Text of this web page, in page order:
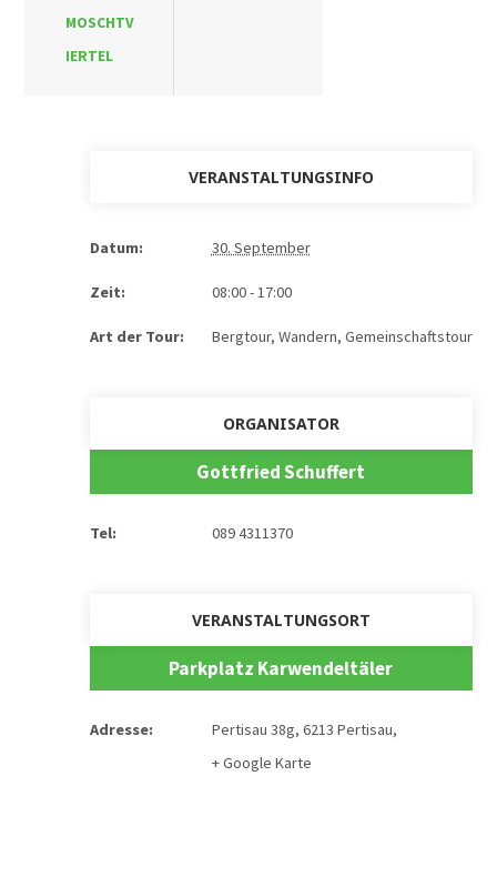
MOSCHTV
IERTEL
VERANSTALTUNGSINFO
Datum: 30. September
Zeit: 08:00 - 17:00
Art der Tour: Bergtour, Wandern, Gemeinschaftstour
ORGANISATOR
Gottfried Schuffert
Tel: 089 4311370
VERANSTALTUNGSORT
Parkplatz Karwendeltäler
Adresse: Pertisau 38g, 6213 Pertisau,
+ Google Karte